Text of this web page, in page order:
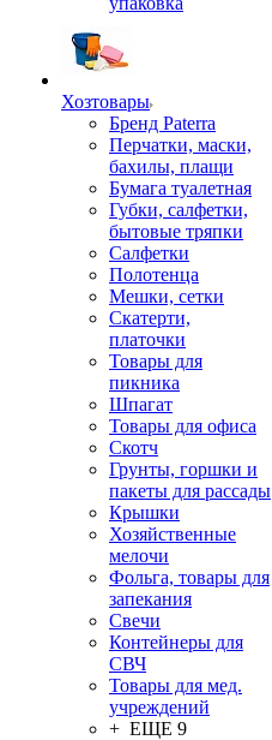
Хозтовары
Бренд Paterra
Перчатки, маски,
бахилы, плащи
Бумага туалетная
Губки, салфетки,
бытовые тряпки
Салфетки
Полотенца
Мешки, сетки
Скатерти,
платочки
Товары для
пикника
Шпагат
Товары для офиса
Скотч
Грунты, горшки и
пакеты для рассады
Крышки
Хозяйственные
мелочи
Фольга, товары для
запекания
Свечи
Контейнеры для
СВЧ
Товары для мед.
учреждений
+ ЕЩЕ 9